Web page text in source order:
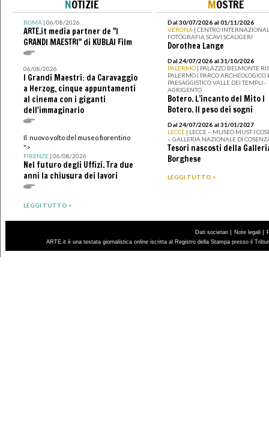
NOTIZIE
ROMA| 06/08/2026
ARTE.it media partner de "I
GRANDI MAESTRI" di KUBLAI Film
06/08/2026
I Grandi Maestri: da Caravaggio
a Herzog, cinque appuntamenti
al cinema con i giganti
dell'immaginario
Il nuovo volto del museo fiorentino
">
FIRENZE| 06/08/2026
Nel futuro degli Uffizi. Tra due
anni la chiusura dei lavori
LEGGI TUTTO >
MOSTRE
Dal 30/07/2026 al 01/11/2026
VERONA | CENTRO
FOTOGRAFIA SCAVI SCALIGERI
Dorothea Lange
Dal 24/07/2026 al 31/10/2026
PALERMO | PALAZZO BELMONTE
PALERMO I PARCO ARCHEOLOGICO
PAESAGGISTICO VALLE DEI TEMPLI -
AGRIGENTO
Botero. L’incanto del Mito I
Botero. Il peso dei sogni
Dal 24/07/2026 al 31/01/2027
LECCE | LECCE – MUSEO MUST I
– GALLERIA NAZIONALE DI
Tesori nascosti della
Borghese
LEGGI TUTTO >
Dati societari | Note legali |
ARTE.it è una testata giornalistica online iscritta al Registro della Stampa presso il